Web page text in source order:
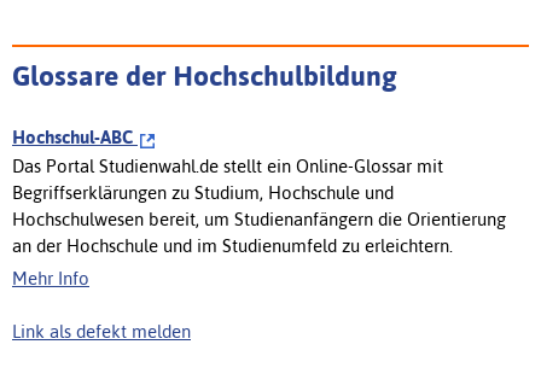
Glossare der Hochschulbildung
Hochschul-ABC
Das Portal Studienwahl.de stellt ein Online-Glossar mit
Begriffserklärungen zu Studium, Hochschule und
Hochschulwesen bereit, um Studienanfängern die Orientierung
an der Hochschule und im Studienumfeld zu erleichtern.
Mehr Info
Link als defekt melden